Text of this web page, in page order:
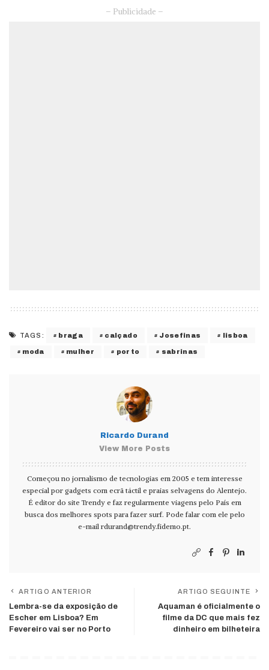
– Publicidade –
TAGS: braga calçado Josefinas lisboa
moda mulher porto sabrinas
Ricardo Durand
View More Posts
Começou no jornalismo de tecnologias em 2005 e tem interesse
especial por gadgets com ecrã táctil e praias selvagens do Alentejo.
É editor do site Trendy e faz regularmente viagens pelo País em
busca dos melhores spots para fazer surf. Pode falar com ele pelo
e-mail rdurand@trendy.fidemo.pt.
ARTIGO ANTERIOR
Lembra-se da exposição de
Escher em Lisboa? Em
Fevereiro vai ser no Porto
ARTIGO SEGUINTE
Aquaman é oficialmente o
filme da DC que mais fez
dinheiro em bilheteira